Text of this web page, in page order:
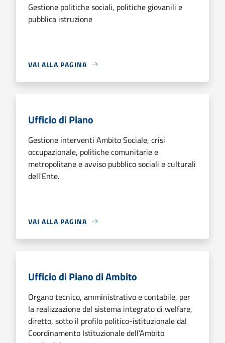
Gestione politiche sociali, politiche giovanili e
pubblica istruzione
VAI ALLA PAGINA
Ufficio di Piano
Gestione interventi Ambito Sociale, crisi
occupazionale, politiche comunitarie e
metropolitane e avviso pubblico sociali e culturali
dell'Ente.
VAI ALLA PAGINA
Ufficio di Piano di Ambito
Organo tecnico, amministrativo e contabile, per
la realizzazione del sistema integrato di welfare,
diretto, sotto il profilo politico-istituzionale dal
Coordinamento Istituzionale dell’Ambito